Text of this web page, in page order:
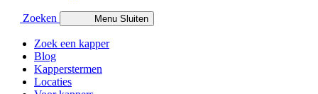
Zoeken Menu Sluiten
Zoek een kapper
Blog
Kapperstermen
Locaties